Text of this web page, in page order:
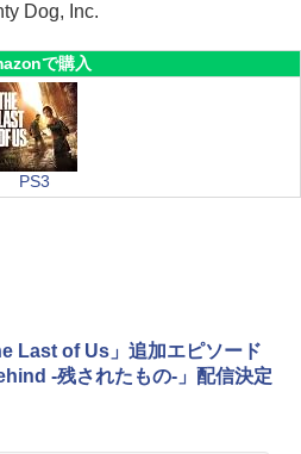
Dog, Inc.
で購入
PS3
Last of Us」追加エピソード
‐残されたもの‐」配信決定